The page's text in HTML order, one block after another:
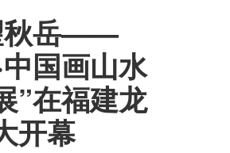
秋岳——
中国画山水
”在福建龙
开幕